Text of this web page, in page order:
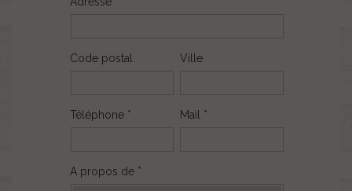
Code postal Ville
Téléphone * Mail *
A propos de *